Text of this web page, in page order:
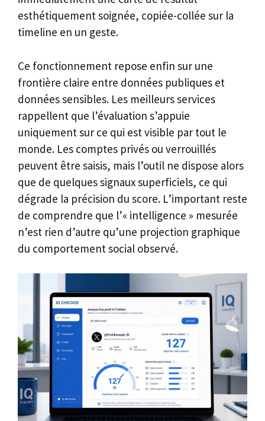
esthétiquement soignée, copiée-collée sur la
timeline en un geste.
Ce fonctionnement repose enfin sur une
frontière claire entre données publiques et
données sensibles. Les meilleurs services
rappellent que l’évaluation s’appuie
uniquement sur ce qui est visible par tout le
monde. Les comptes privés ou verrouillés
peuvent être saisis, mais l’outil ne dispose alors
que de quelques signaux superficiels, ce qui
dégrade la précision du score. L’important reste
de comprendre que l’« intelligence » mesurée
n’est rien d’autre qu’une projection graphique
du comportement social observé.